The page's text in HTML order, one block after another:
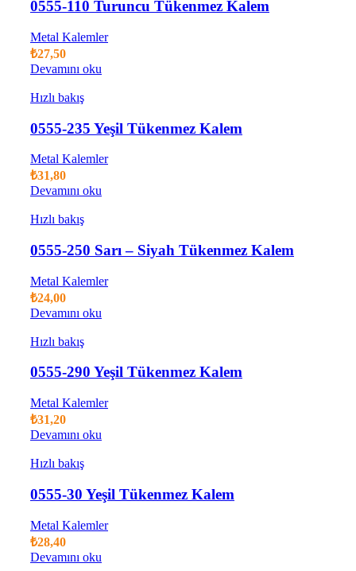
0555-110 Turuncu Tükenmez Kalem
Metal Kalemler
₺27,50
Devamını oku
Hızlı bakış
0555-235 Yeşil Tükenmez Kalem
Metal Kalemler
₺31,80
Devamını oku
Hızlı bakış
0555-250 Sarı – Siyah Tükenmez Kalem
Metal Kalemler
₺24,00
Devamını oku
Hızlı bakış
0555-290 Yeşil Tükenmez Kalem
Metal Kalemler
₺31,20
Devamını oku
Hızlı bakış
0555-30 Yeşil Tükenmez Kalem
Metal Kalemler
₺28,40
Devamını oku